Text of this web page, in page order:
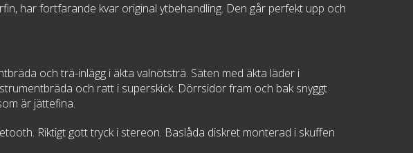
har fortfarande kvar original ytbehandling. Den går perfekt upp och
och trä-inlägg i äkta valnötsträ. Säten med äkta läder i
och ratt i superskick. Dörrsidor fram och bak snyggt
är jättefina.
Riktigt gott tryck i stereon. Baslåda diskret monterad i skuffen